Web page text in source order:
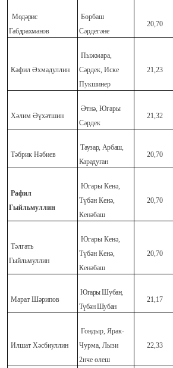
Мөдәрис
Габдрахманов
Бөрбаш
Сәрдегәне
20,70
Кафил Әхмадуллин
Пыжмара,
Сәрдек, Иске
Пукшинер
21,23
Хәлим Әүхәтшин
Әтнә, Югары
Сәрдек
21,32
Тәбрик Нәбиев
Таузар, Арбаш,
Карадуган
20,70
Рафил
Гыйльмуллин
Югары Кенә,
Түбән Кенә,
Кенәбаш
20,70
Тәлгать
Гыйльмуллин
Югары Кенә,
Түбән Кенә,
Кенәбаш
20,70
Марат Шәрипов
Югары Шубан,
Түбән Шубан
21,17
Илшат Хәсбиуллин
Гондыр, Ярак-
Чурма, Лызи
2нче өлеш
22,33